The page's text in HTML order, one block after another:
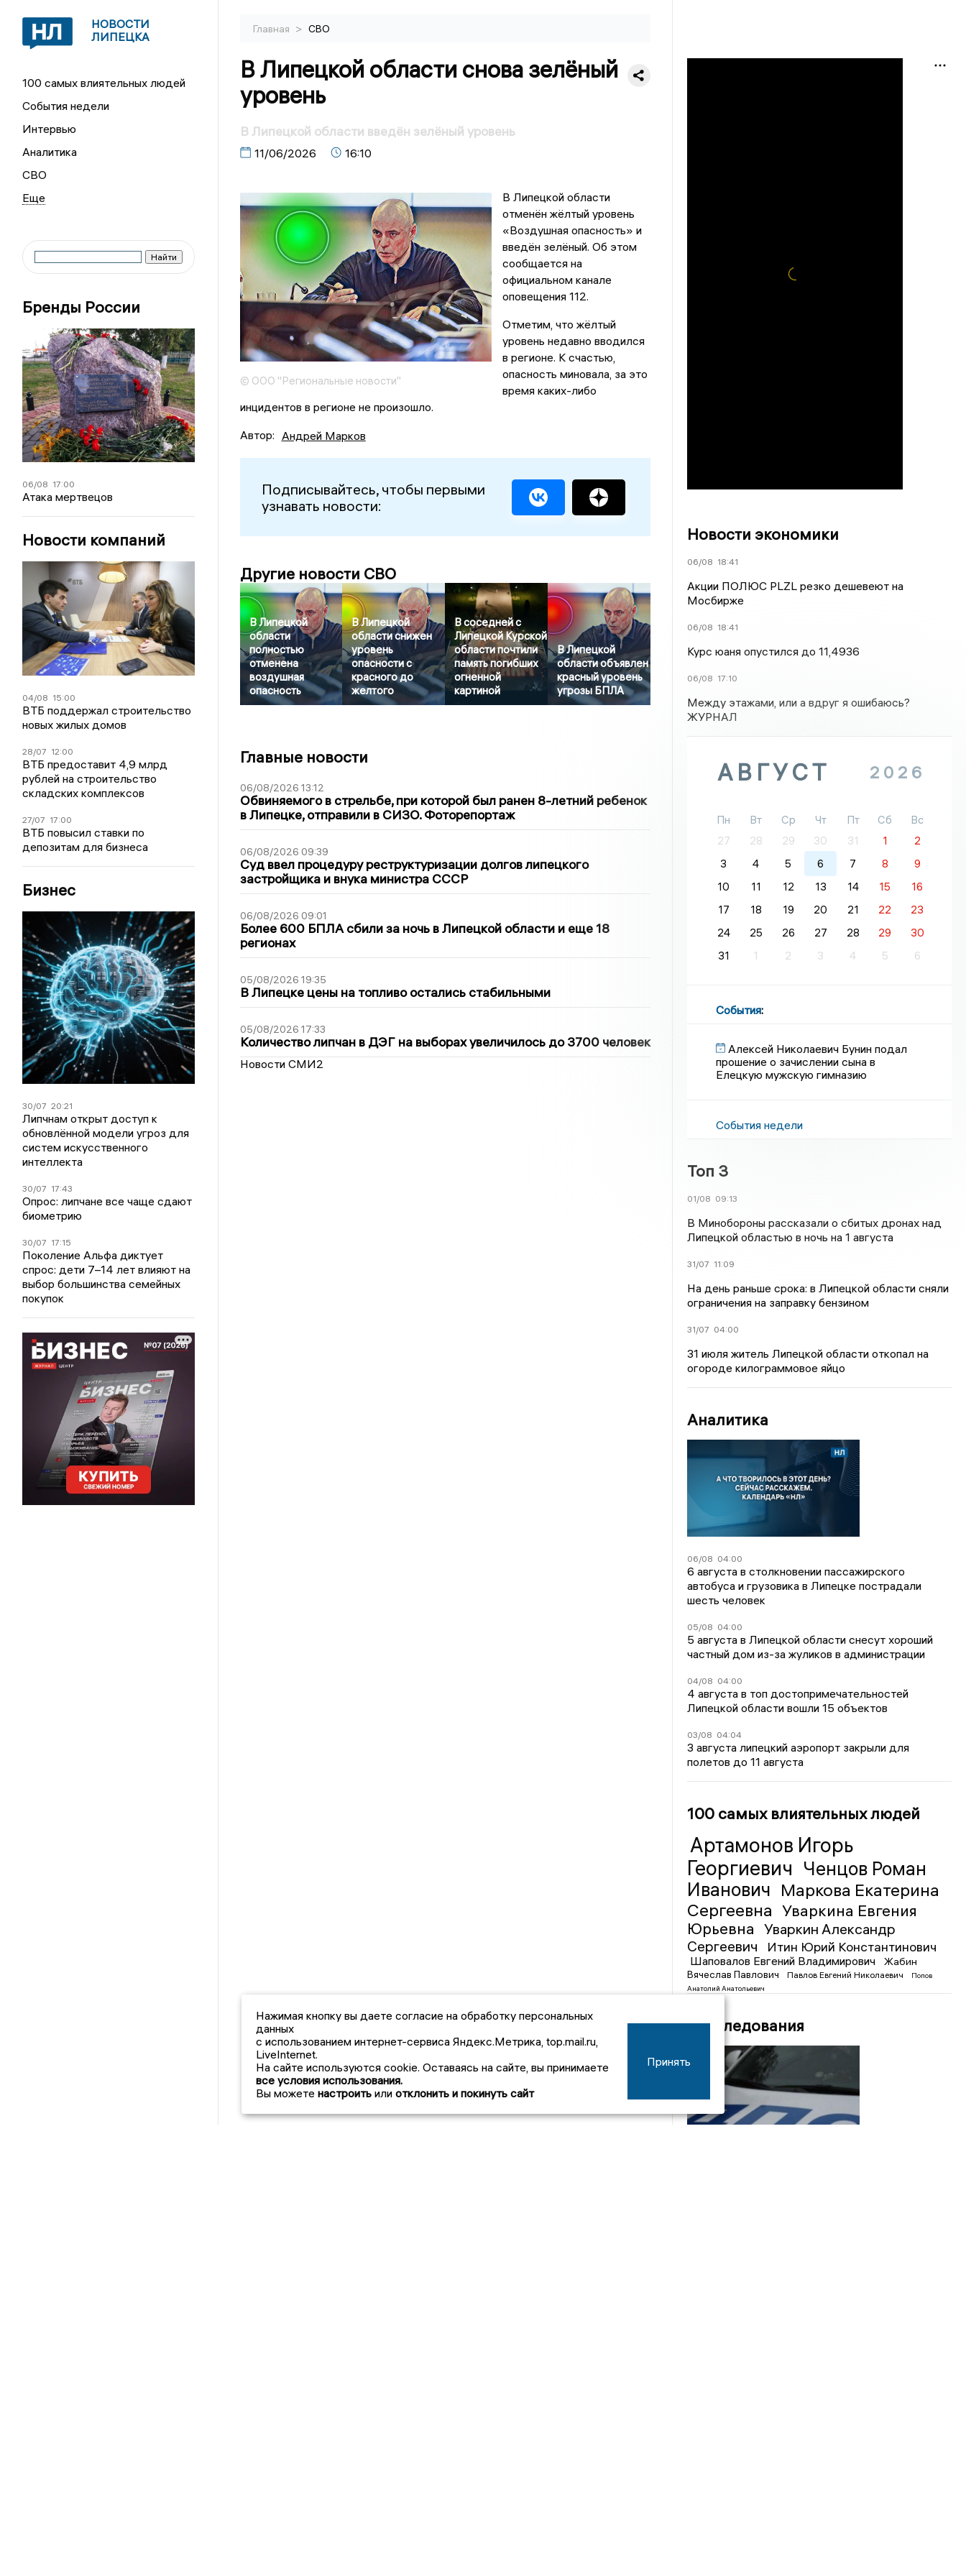
НОВОСТИ
ЛИПЕЦКА
100 самых влиятельных людей
События недели
Интервью
Аналитика
СВО
Бренды России
06/08 17:00
Атака мертвецов
Новости компаний
04/08 15:00
ВТБ поддержал строительство
новых жилых домов
28/07 12:00
ВТБ предоставит 4,9 млрд
рублей на строительство
складских комплексов
27/07 17:00
ВТБ повысил ставки по
депозитам для бизнеса
Бизнес
30/07 20:21
Липчнам открыт доступ к
обновлённой модели угроз для
систем искусственного
интеллекта
30/07 17:43
Опрос: липчане все чаще сдают
биометрию
30/07 17:15
Поколение Альфа диктует
спрос: дети 7–14 лет влияют на
выбор большинства семейных
покупок
Главная > СВО
В Липецкой области снова зелёный
уровень
В Липецкой области введён зелёный уровень
11/06/2026 16:10
© ООО "Региональные новости"
В Липецкой области
отменён жёлтый уровень
«Воздушная опасность» и
введён зелёный. Об этом
сообщается на
официальном канале
оповещения 112.
Отметим, что жёлтый
уровень недавно вводился
в регионе. К счастью,
опасность миновала, за это
время каких-либо
инцидентов в регионе не произошло.
Автор: Андрей Марков
Подписывайтесь, чтобы первыми
узнавать новости:
Другие новости СВО
В Липецкой
области
полностью
отменена
воздушная
опасность
В Липецкой
области снижен
уровень
опасности с
красного до
желтого
В соседней с
Липецкой Курской
области почтили
память погибших
огненной
картиной
В Липецкой
области объявлен
красный уровень
угрозы БПЛА
Главные новости
06/08/2026 13:12
Обвиняемого в стрельбе, при которой был ранен 8-летний ребенок
в Липецке, отправили в СИЗО. Фоторепортаж
06/08/2026 09:39
Суд ввел процедуру реструктуризации долгов липецкого
застройщика и внука министра СССР
06/08/2026 09:01
Более 600 БПЛА сбили за ночь в Липецкой области и еще 18
регионах
05/08/2026 19:35
В Липецке цены на топливо остались стабильными
05/08/2026 17:33
Количество липчан в ДЭГ на выборах увеличилось до 3700 человек
Новости СМИ2
Новости экономики
06/08 18:41
Акции ПОЛЮС PLZL резко дешевеют на
Мосбирже
06/08 18:41
Курс юаня опустился до 11,4936
06/08 17:10
Между этажами, или а вдруг я ошибаюсь?
ЖУРНАЛ
АВГУСТ 2026
Пн Вт Ср Чт Пт Сб
Вс
27
28 29 30 31 1
2
3
4 5 6 7 8
9
10
11 12 13 14 15
16
17
18 19 20 21 22
23
24
25 26 27 28 29
30
31
1 2 3 4 5 6
События:
Алексей Николаевич Бунин подал
прошение о зачислении сына в
Елецкую мужскую гимназию
События недели
Топ 3
01/08 09:13
В Минобороны рассказали о сбитых дронах над
Липецкой областью в ночь на 1 августа
31/07 11:09
На день раньше срока: в Липецкой области сняли
ограничения на заправку бензином
31/07 04:00
31 июля житель Липецкой области откопал на
огороде килограммовое яйцо
Аналитика
06/08 04:00
6 августа в столкновении пассажирского
автобуса и грузовика в Липецке пострадали
шесть человек
05/08 04:00
5 августа в Липецкой области снесут хороший
частный дом из-за жуликов в администрации
04/08 04:00
4 августа в топ достопримечательностей
Липецкой области вошли 15 объектов
03/08 04:04
3 августа липецкий аэропорт закрыли для
полетов до 11 августа
100 самых влиятельных людей
Артамонов Игорь
Георгиевич Ченцов Роман
Иванович Маркова Екатерина
Сергеевна Уваркина Евгения
Юрьевна
Уваркин Александр
Сергеевич
Итин Юрий Константинович
Шаповалов Евгений Владимирович
Жабин
Вячеслав Павлович
Павлов Евгений Николаевич
Попов
Анатолий Анатольевич
Расследования
Нажимая кнопку вы даете согласие на обработку персональных
данных
с использованием интернет-сервиса Яндекс.Метрика, top.mail.ru,
LiveInternet.
На сайте используются cookie. Оставаясь на сайте, вы принимаете
все условия использования.
Вы можете настроить или отклонить и покинуть сайт
Принять